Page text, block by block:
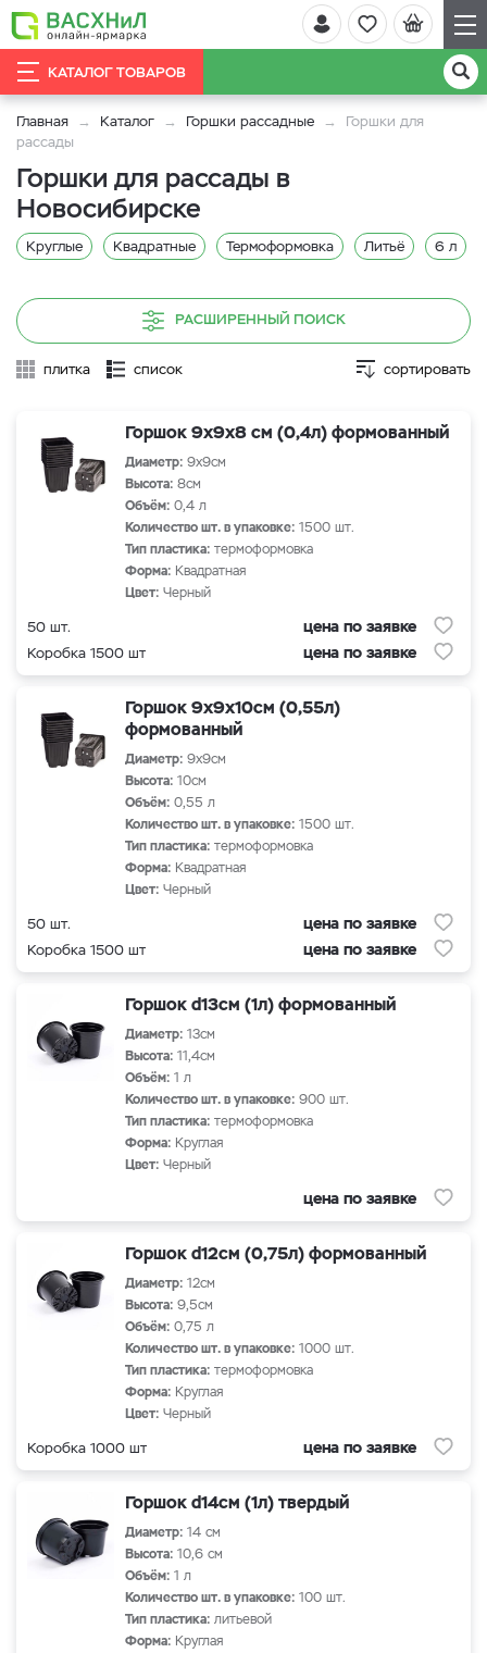
КАТАЛОГ ТОВАРОВ
Главная Каталог Горшки рассадные
Горшки для
рассады
Горшки для рассады в
Новосибирске
Круглые Квадратные Термоформовка Литьё 6 л
РАСШИРЕННЫЙ ПОИСК
плитка список сортировать
Горшок 9х9х8 см (0,4л) формованный
Диаметр: 9х9см
Высота: 8см
Объём: 0,4 л
Количество шт. в упаковке: 1500 шт.
Тип пластика: термоформовка
Форма: Квадратная
Цвет: Черный
50 шт. цена по заявке
Коробка 1500 шт цена по заявке
Горшок 9х9х10см (0,55л)
формованный
Диаметр: 9х9см
Высота: 10см
Объём: 0,55 л
Количество шт. в упаковке: 1500 шт.
Тип пластика: термоформовка
Форма: Квадратная
Цвет: Черный
50 шт. цена по заявке
Коробка 1500 шт цена по заявке
Горшок d13см (1л) формованный
Диаметр: 13см
Высота: 11,4см
Объём: 1 л
Количество шт. в упаковке: 900 шт.
Тип пластика: термоформовка
Форма: Круглая
Цвет: Черный
цена по заявке
Горшок d12см (0,75л) формованный
Диаметр: 12см
Высота: 9,5см
Объём: 0,75 л
Количество шт. в упаковке: 1000 шт.
Тип пластика: термоформовка
Форма: Круглая
Цвет: Черный
Коробка 1000 шт цена по заявке
Горшок d14см (1л) твердый
Диаметр: 14 см
Высота: 10,6 см
Объём: 1 л
Количество шт. в упаковке: 100 шт.
Тип пластика: литьевой
Форма: Круглая